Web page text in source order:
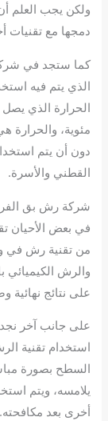
ولكن يجب العلم
دمجها مع
كما ستجد في
الذي يتم فيه
مئوية، والحرارة
دون أن يتم
القطني والأسرة.
شركة رش بق
في بعض الأحيان
من تقنية رش في
والرش الكيميائي
على نتائج
على جانب آخر
استخدام تقنية
السطح بصورة
يلامسه، ويتم
أخرى بعد مكافحته.